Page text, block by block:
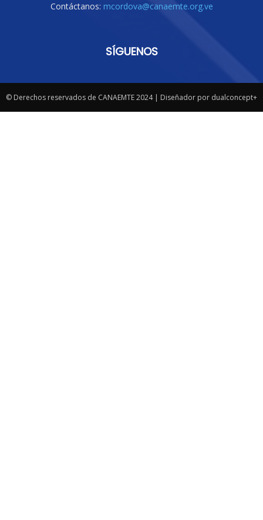
Contáctanos: mcordova@canaemte.org.ve
SÍGUENOS
© Derechos reservados de CANAEMTE 2024 | Diseñador por dualconcept+